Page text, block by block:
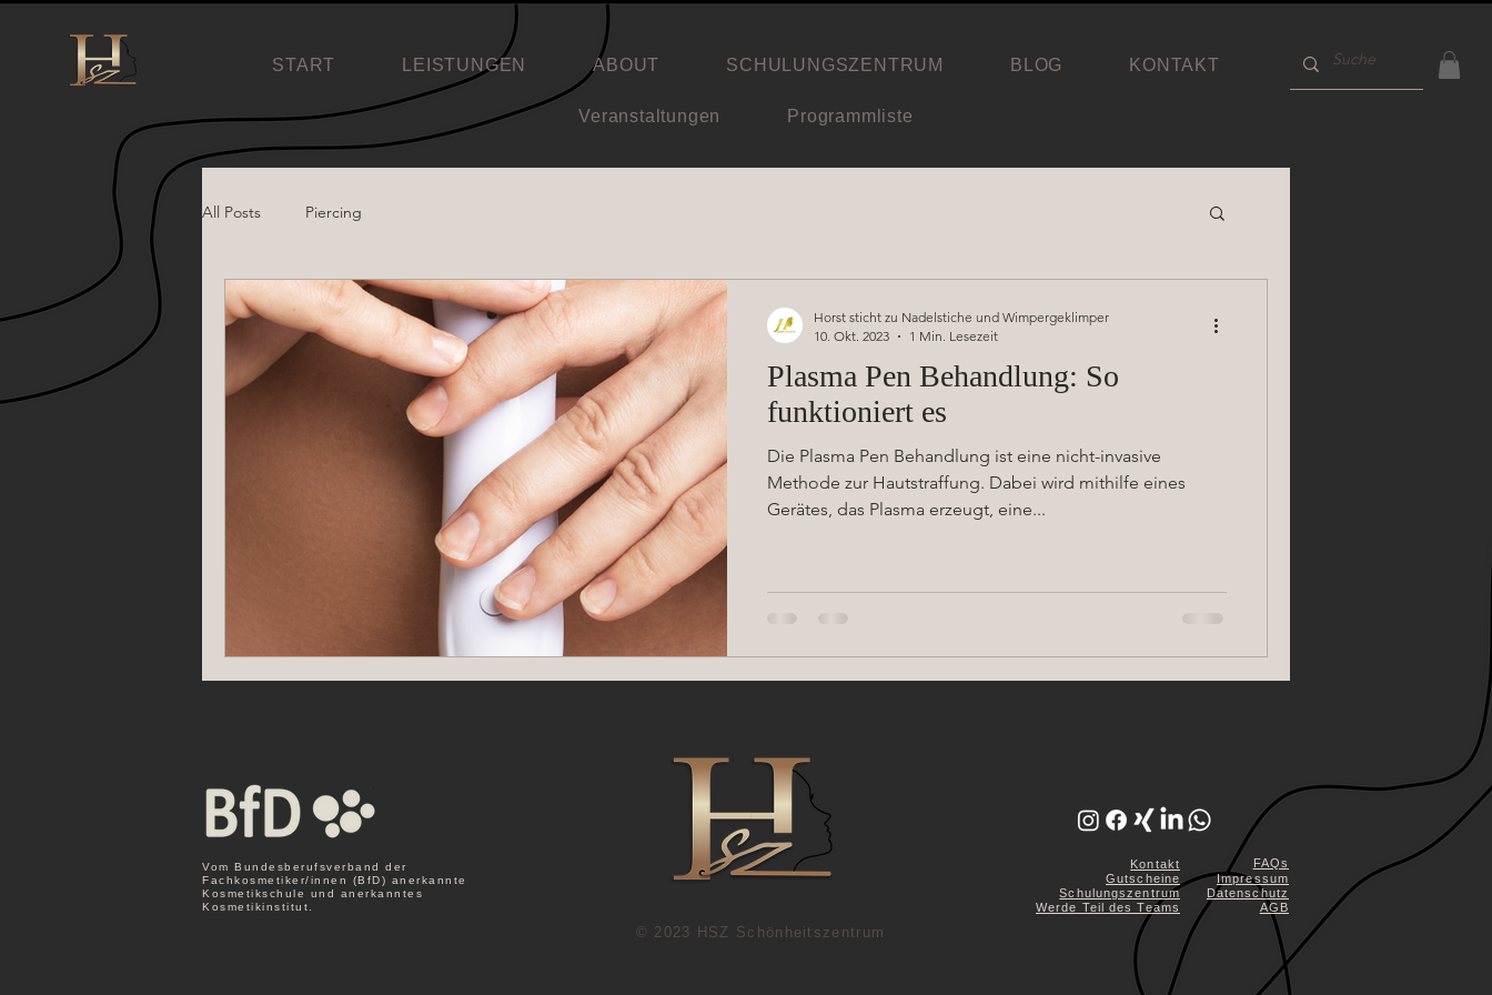
START LEISTUNGEN ABOUT SCHULUNGSZENTRUM BLOG KONTAKT
Veranstaltungen Programmliste
All Posts Piercing
Plasma Pen Behandlung: So
funktioniert es
Die Plasma Pen Behandlung ist eine nicht-invasive
Methode zur Hautstraffung. Dabei wird mithilfe eines
Gerätes, das Plasma erzeugt, eine...
Horst sticht zu Nadelstiche und Wimpergeklimper
10. Okt. 2023
1 Min. Lesezeit
Vom Bundesberufsverband der
Fachkosmetiker/innen (BfD) anerkannte
Kosmetikschule und anerkanntes
Kosmetikinstitut.
Kontakt
Gutscheine
Schulungszentrum
Werde Teil des Teams
FAQs
Impressum
Datenschutz
AGB
© 2023 HSZ Schönheitszentrum